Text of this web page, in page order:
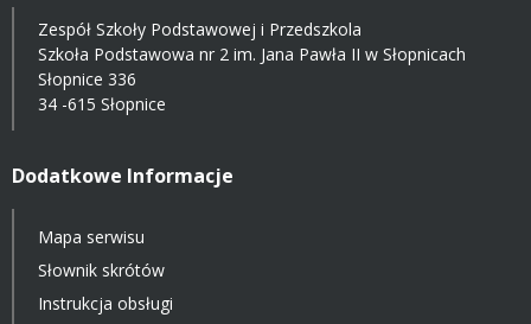
Zespół Szkoły Podstawowej i Przedszkola
Szkoła Podstawowa nr 2 im. Jana Pawła II w Słopnicach
Słopnice 336
34 -615 Słopnice
Dodatkowe Informacje
Mapa serwisu
Słownik skrótów
Instrukcja obsługi